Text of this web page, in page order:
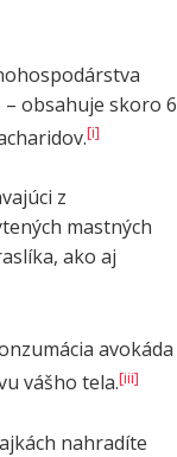
– obsahuje skoro 6
[i]
z
mastných
ako aj
avokáda
vášho tela.[iii]
nahradíte